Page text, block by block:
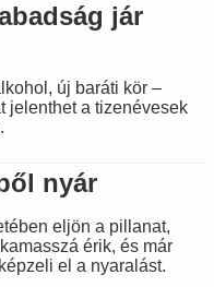
jár
új baráti kör –
jelenthet a tizenévesek
nyár
eljön a pillanat,
érik, és már
el a nyaralást.